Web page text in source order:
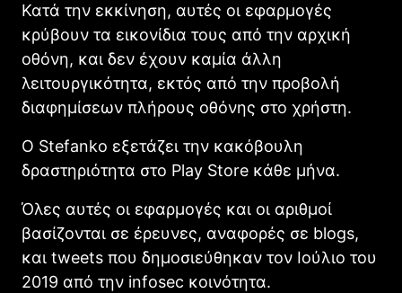
Κατά την εκκίνηση, αυτές οι εφαρμογές
κρύβουν τα εικονίδια τους από την αρχική
οθόνη, και δεν έχουν καμία άλλη
λειτουργικότητα, εκτός από την προβολή
διαφημίσεων πλήρους οθόνης στο χρήστη.
Ο Stefanko εξετάζει την κακόβουλη
δραστηριότητα στο Play Store κάθε μήνα.
Όλες αυτές οι εφαρμογές και οι αριθμοί
βασίζονται σε έρευνες, αναφορές σε blogs,
και tweets που δημοσιεύθηκαν τον Ιούλιο του
2019 από την infosec κοινότητα.